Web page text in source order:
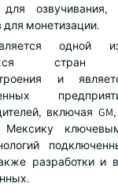
для
монетизации.
одной
и
включая
Мексику
разработки и